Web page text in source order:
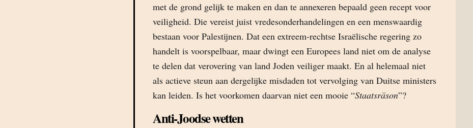
met de grond gelijk te maken en dan te annexeren bepaald geen recept voor
veiligheid. Die vereist juist vredesonderhandelingen en een menswaardig
bestaan voor Palestijnen. Dat een extreem-rechtse Israëlische regering zo
handelt is voorspelbaar, maar dwingt een Europees land niet om de analyse
te delen dat verovering van land Joden veiliger maakt. En al helemaal niet
als actieve steun aan dergelijke misdaden tot vervolging van Duitse ministers
kan leiden. Is het voorkomen daarvan niet een mooie “Staatsräson”?
Anti-Joodse wetten